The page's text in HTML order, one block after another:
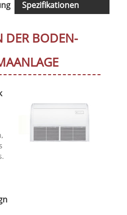
Spezifikationen
DER BODEN-